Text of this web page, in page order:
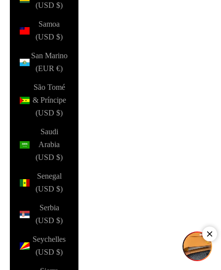
(USD $)
Samoa
(USD $)
San Marino
(EUR €)
São Tomé
& Príncipe
(USD $)
Saudi
Arabia
(USD $)
Senegal
(USD $)
Serbia
(USD $)
Seychelles
(USD $)